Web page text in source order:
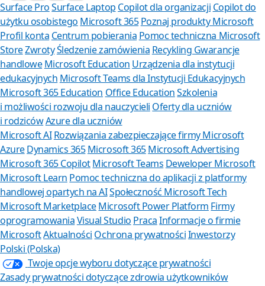
Surface ProSurface Laptop Copilot dla organizacji Copilot do
użytku osobistego Microsoft 365 Poznaj produkty Microsoft
Profil konta Centrum pobierania Pomoc techniczna Microsoft
StoreZwrotyŚledzenie zamówienia Recykling Gwarancje
handlowe Microsoft Education Urządzenia dla instytucji
edukacyjnych Microsoft Teams dla Instytucji Edukacyjnych
Microsoft 365 Education Office EducationSzkolenia
i możliwości rozwoju dla nauczycieli Oferty dla uczniów
i rodzicówAzure dla uczniów
Microsoft AI Rozwiązania zabezpieczające firmy Microsoft
AzureDynamics 365 Microsoft 365Microsoft Advertising
Microsoft 365 CopilotMicrosoft Teams Deweloper Microsoft
Microsoft Learn Pomoc techniczna do aplikacji z platformy
handlowej opartych na AISpołeczność Microsoft Tech
Microsoft MarketplaceMicrosoft Power Platform Firmy
oprogramowaniaVisual Studio PracaInformacje o firmie
MicrosoftAktualności Ochrona prywatnościInwestorzy
Polski (Polska)
Twoje opcje wyboru dotyczące prywatności
Zasady prywatności dotyczące zdrowia użytkowników